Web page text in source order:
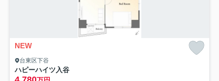
NEW
台東区下谷
ハピーハイツ入谷